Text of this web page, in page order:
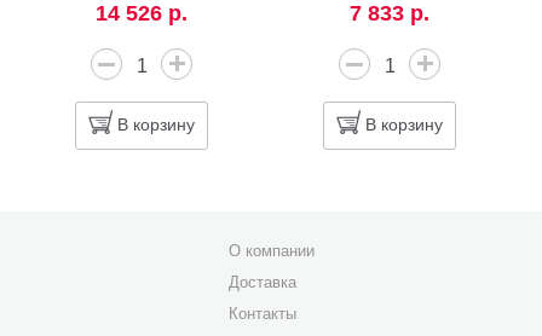
14 526 р.
В корзину
7 833 р.
В корзину
О компании
Доставка
Контакты